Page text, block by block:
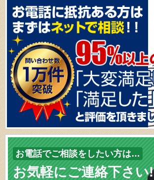
お電話でご相談をしたい方は…
お気軽にご連絡下さい!